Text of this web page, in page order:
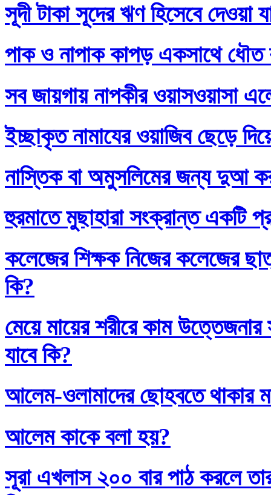
সূদী টাকা সূদের ঋণ হিসেবে দেওয়া
পাক ও নাপাক কাপড় একসাথে ধৌত
সব জায়গায় নাপকীর ওয়াসওয়াসা
ইচ্ছাকৃত নামাযের ওয়াজিব ছেড়ে
নাস্তিক বা অমুসলিমের জন্য দুআ
হুরমাতে মুছাহারা সংক্রান্ত একটি
কলেজের শিক্ষক নিজের কলেজের
কি?
মেয়ে মায়ের শরীরে কাম উত্তেজনার
যাবে কি?
আলেম-ওলামাদের ছোহবতে থাকার
আলেম কাকে বলা হয়?
সূরা এখলাস ২০০ বার পাঠ করলে